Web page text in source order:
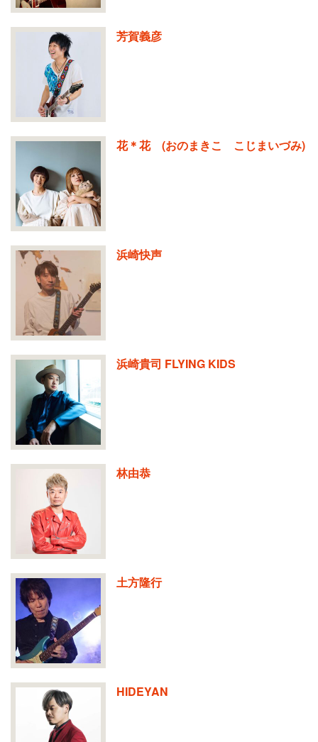
芳賀義彦
花＊花 (おのまきこ こじまいづみ)
浜崎快声
浜崎貴司 FLYING KIDS
林由恭
土方隆行
HIDEYAN